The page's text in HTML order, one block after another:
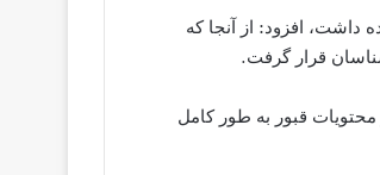
افزود: از آنجا که
قرار گرفت.
قبور به طور کامل